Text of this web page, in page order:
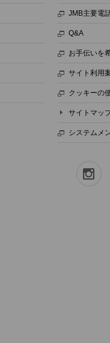
JMB主要電
Q&A
お手伝いを
サイト利用
クッキーの
サイトマッ
システムメ